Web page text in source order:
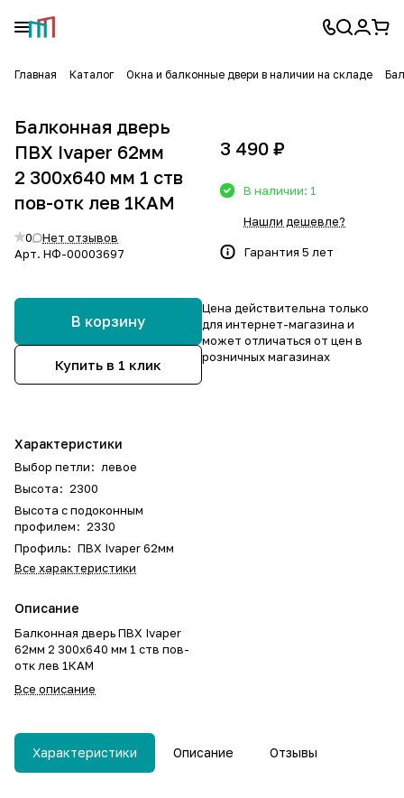
Главная Каталог Окна и балконные двери в наличии на складе
Балконная дверь
ПВХ Ivaper 62мм
2 300х640 мм 1 ств
пов-отк лев 1КАМ
0
Нет отзывов
Арт. НФ-00003697
В корзину
Купить в 1 клик
Характеристики
Выбор петли: левое
Высота: 2300
Высота с подоконным
профилем: 2330
Профиль: ПВХ Ivaper 62мм
Все характеристики
Описание
Балконная дверь ПВХ Ivaper
62мм 2 300х640 мм 1 ств пов-
отк лев 1КАМ
Все описание
3 490 ₽
В наличии: 1
Нашли дешевле?
Гарантия 5 лет
Цена действительна только
для интернет-магазина и
может отличаться от цен в
розничных магазинах
Характеристики Описание Отзывы